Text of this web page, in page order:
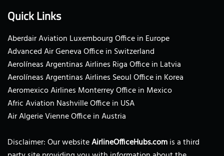
Quick Links
Aberdair Aviation Luxembourg Office in Europe
Advanced Air Geneva Office in Switzerland
Aerolíneas Argentinas Airlines Riga Office in Latvia
Aerolíneas Argentinas Airlines Seoul Office in Korea
Aeromexico Airlines Monterrey Office in Mexico
Afric Aviation Nashville Office in USA
Air Algerie Vienne Office in Austria
Disclaimer: Our websiteAirlineOfficeHubs.comis a third